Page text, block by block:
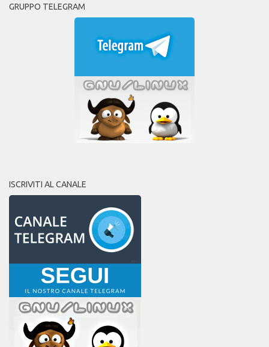
GRUPPO TELEGRAM
ISCRIVITI AL CANALE